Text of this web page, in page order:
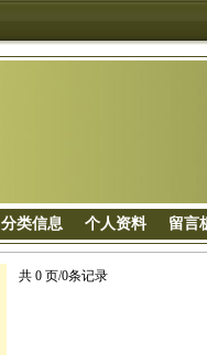
分类信息 个人资料 留言
共 0 页/0条记录